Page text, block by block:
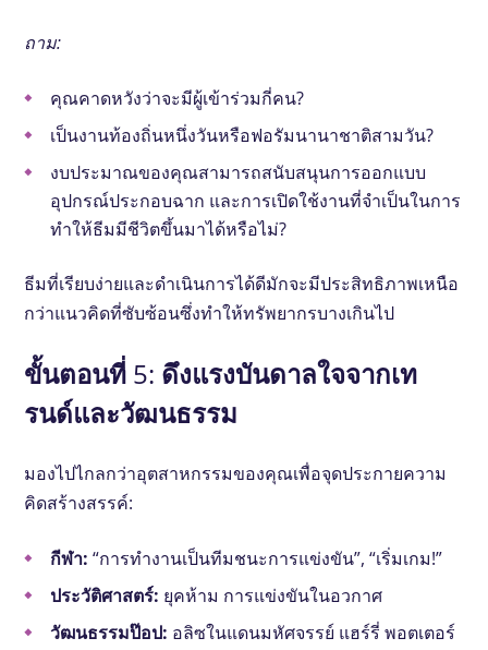
ถาม:
คุณคาดหวังว่าจะมีผู้เข้าร่วมกี่คน?
เป็นงานท้องถิ่นหนึ่งวันหรือฟอรัมนานาชาติสามวัน?
งบประมาณของคุณสามารถสนับสนุนการออกแบบ
อุปกรณ์ประกอบฉาก และการเปิดใช้งานที่จําเป็นในการ
ทําให้ธีมมีชีวิตขึ้นมาได้หรือไม่?
ธีมที่เรียบง่ายและดําเนินการได้ดีมักจะมีประสิทธิภาพเหนือ
กว่าแนวคิดที่ซับซ้อนซึ่งทําให้ทรัพยากรบางเกินไป
ขั้นตอนที่ 5: ดึงแรงบันดาลใจจากเท
รนด์และวัฒนธรรม
มองไปไกลกว่าอุตสาหกรรมของคุณเพื่อจุดประกายความ
คิดสร้างสรรค์:
กีฬา: “การทํางานเป็นทีมชนะการแข่งขัน”, “เริ่มเกม!”
ประวัติศาสตร์: ยุคห้าม การแข่งขันในอวกาศ
วัฒนธรรมป๊อป: อลิซในแดนมหัศจรรย์ แฮร์รี่ พอตเตอร์